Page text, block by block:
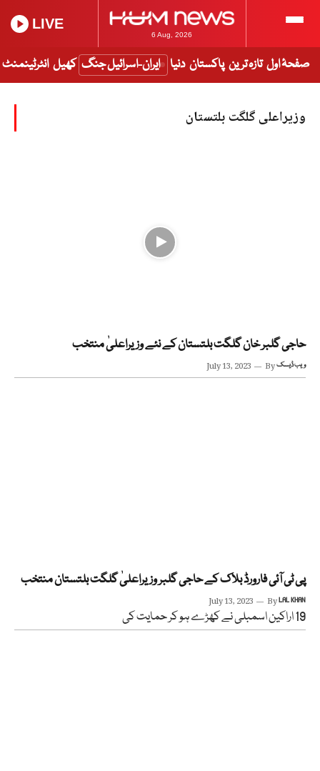
6 Aug, 2026
LIVE
صفحۂ اول تازہ ترین پاکستان دنیا ایران-اسرائیل جنگ کھیل انٹرٹینمنٹ
وزیراعلی گلگت بلتستان
حاجی گلبر خان گلگت بلتستان کے نئے وزیراعلیٰ منتخب
July 13, 2023 Byویب ڈیسک
پی ٹی آئی فارورڈ بلاک کے حاجی گلبر وزیراعلیٰ گلگت بلتستان منتخب
July 13, 2023 ByLAL KHAN
19 اراکین اسمبلی نے کھڑے ہو کر حمایت کی